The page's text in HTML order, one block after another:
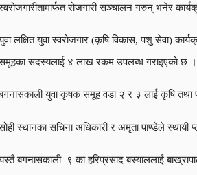
रोजगारी सञ्चालन गरुन् भनेर
लक्षित युवा स्वरोजगार (कृषि विकास, पशु सेवा)
सदस्यलाई ४ लाख रकम उपलब्ध गराइएको छ ।
युवा कृषक समूह वडा २ र ३ लाई कृषि
स्थानका सचिना अधिकारी र अमृता पाण्डेले स्थायी
बगनासकाली–९ का हरिप्रसाद बस्याललाई